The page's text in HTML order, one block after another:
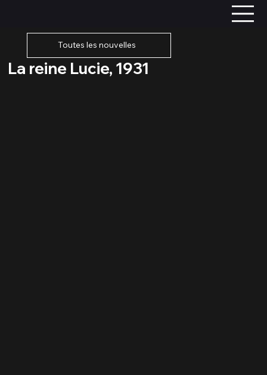
Toutes les nouvelles
La reine Lucie, 1931